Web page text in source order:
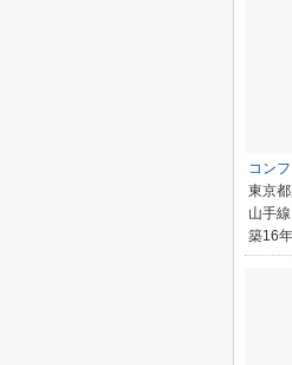
コン
東京
山手
築16年